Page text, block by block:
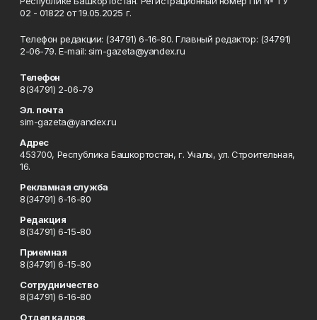
02 - 01822 от 19.05.2025 г.
Телефон редакции: (34791) 6-16-80. Главный редактор: (34791)
2-06-79. Е-mаil: sim-gazeta@yandex.ru
Телефон
8(34791) 2-06-79
Эл. почта
sim-gazeta@yandex.ru
Адрес
453700, Республика Башкортостан, г. Учалы, ул. Строительная,
16.
Рекламная служба
8(34791) 6-16-80
Редакция
8(34791) 6-15-80
Приемная
8(34791) 6-15-80
Сотрудничество
8(34791) 6-16-80
Отдел кадров